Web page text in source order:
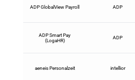
ADP GlobalView Payroll ADP
ADP Smart Pay
(LogaHR)
ADP
aeneis Personalzeit intellior